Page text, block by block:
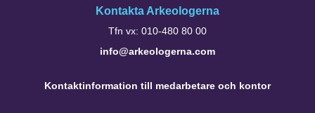
Kontakta Arkeologerna
Tfn vx: 010-480 80 00
info@arkeologerna.com
Kontaktinformation till medarbetare och kontor